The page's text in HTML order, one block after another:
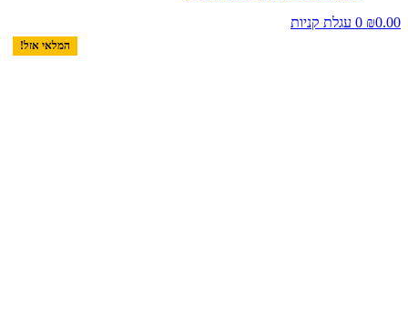
₪0.00
0 עגלת קניות
המלאי אזל!